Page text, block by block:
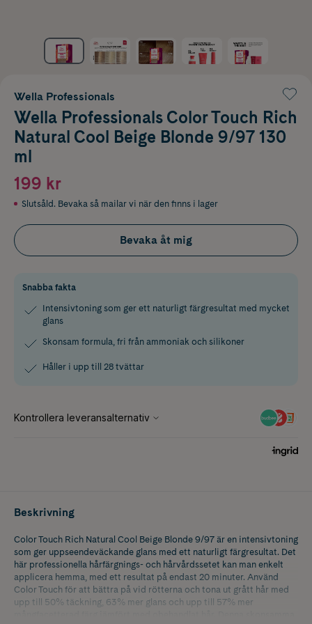
Wella Professionals
Wella Professionals Color Touch Rich
Natural Cool Beige Blonde 9/97 130
ml
199 kr
Slutsåld. Bevaka så mailar vi när den finns i lager
Bevaka åt mig
Snabba fakta
Intensivtoning som ger ett naturligt färgresultat med mycket
glans
Skonsam formula, fri från ammoniak och silikoner
Håller i upp till 28 tvättar
Beskrivning
Color Touch Rich Natural Cool Beige Blonde 9/97 är en intensivtoning
som ger uppseendeväckande glans med ett naturligt färgresultat. Det
här professionella hårfärgnings- och hårvårdssetet kan man enkelt
applicera hemma, med ett resultat på endast 20 minuter. Använd
Color Touch för att bättra på vid rötterna och tona ut grått hår med
upp till 50% täckning, 63% mer glans och upp till 57% mer